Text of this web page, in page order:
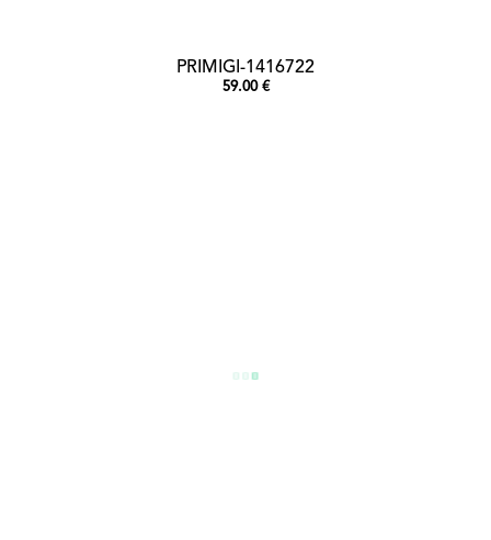
PRIMIGI-1416722
59.00 €